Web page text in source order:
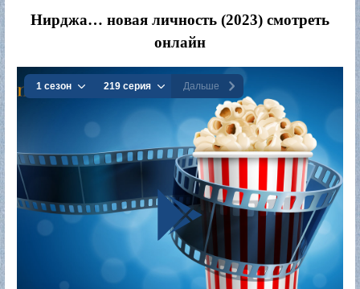
Нирджа… новая личность (2023) смотреть
онлайн